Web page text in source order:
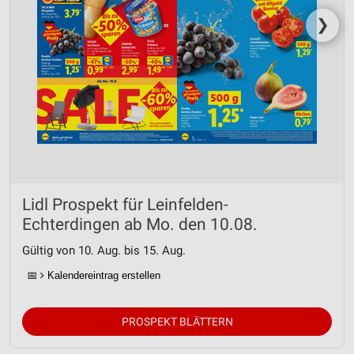
❯
Lidl Prospekt für Leinfelden-
Echterdingen ab Mo. den 10.08.
Gültig von 10. Aug. bis 15. Aug.
📅 Kalendereintrag erstellen
PROSPEKT BLÄTTERN